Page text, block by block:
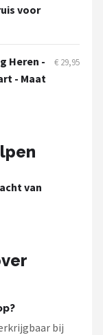
voor
Heren -
- Maat
€ 29,95
van
bij